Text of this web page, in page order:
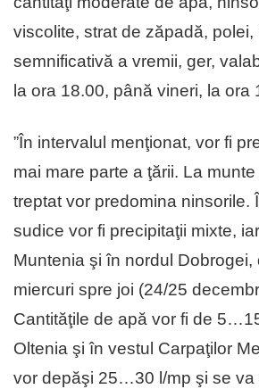
viscolite, strat de zăpadă, polei,
semnificativă a vremii, ger,
la ora 18.00, până vineri, la ora
”În intervalul menţionat, vor fi
mai mare parte a ţării. La
treptat vor predomina ninsorile.
sudice vor fi precipitaţii mixte,
Muntenia şi în nordul Dobrogei,
miercuri spre joi (24/25
Cantităţile de apă vor fi de
Oltenia şi în vestul Carpaţilor
vor depăşi 25…30 l/mp şi se va